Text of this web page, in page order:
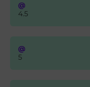
@
4.5
@
5